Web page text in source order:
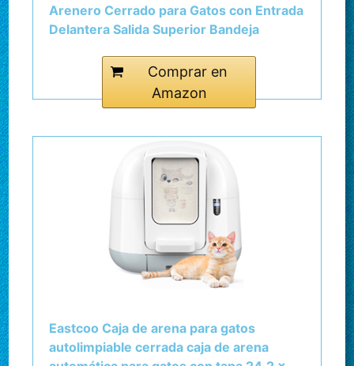
Arenero Cerrado para Gatos con Entrada
Delantera Salida Superior Bandeja
Comprar en
Amazon
Eastcoo Caja de arena para gatos
autolimpiable cerrada caja de arena